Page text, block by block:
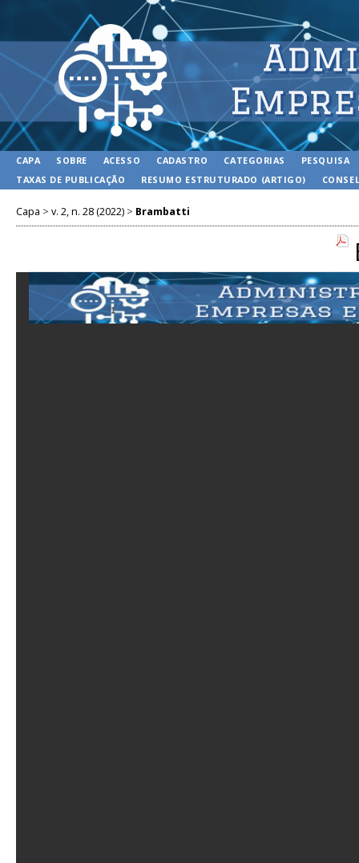
CAPA SOBRE ACESSO CADASTRO CATEGORIAS
PESQUISA
TAXAS DE PUBLICAÇÃO
RESUMO ESTRUTURADO (ARTIGO)
Capa > v. 2, n. 28 (2022) > Brambatti